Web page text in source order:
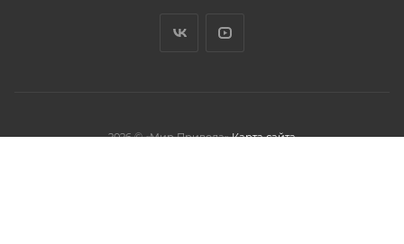
2026 © «Мир Привода» Карта сайта